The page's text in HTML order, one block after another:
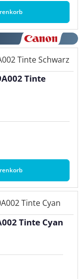
Tinte
Tinte Cyan